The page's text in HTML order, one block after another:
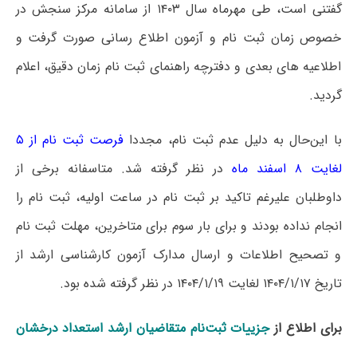
گفتنی است، طی مهرماه سال ۱۴۰۳ از سامانه مرکز سنجش در
خصوص زمان ثبت نام و آزمون اطلاع رسانی صورت گرفت و
اطلاعیه های بعدی و دفترچه راهنمای ثبت نام زمان دقیق، اعلام
گردید.
با این‌حال به دلیل‌ عدم ثبت نام، مجددا
فرصت ثبت نام از ۵
لغایت ۸ اسفند ماه
در نظر گرفته شد. متاسفانه برخی از
داوطلبان علیرغم تاکید بر ثبت نام در ساعت اولیه، ثبت نام را
انجام نداده بودند و برای بار سوم برای متاخرین، مهلت ثبت نام
و تصحیح اطلاعات و ارسال مدارک آزمون کارشناسی ارشد از
تاریخ ۱۴۰۴/۱/۱۷ لغایت ۱۴۰۴/۱/۱۹ در نظر گرفته شده بود.
برای اطلاع ازجزییات ثبت‌‌نام متقاضیان ارشد استعداد درخشان